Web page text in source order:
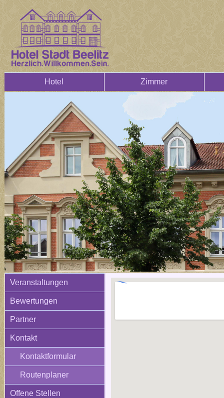
Hotel Zimmer
Veranstaltungen
Bewertungen
Partner
Kontakt
Kontaktformular
Routenplaner
Offene Stellen